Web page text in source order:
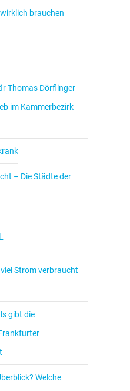
brauchen
Thomas Dörflinger
im Kammerbezirk
– Die Städte der
Strom verbraucht
gibt die
Welche